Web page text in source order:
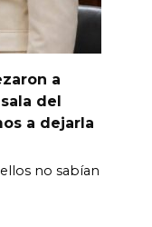
a
del
a dejarla
no sabían